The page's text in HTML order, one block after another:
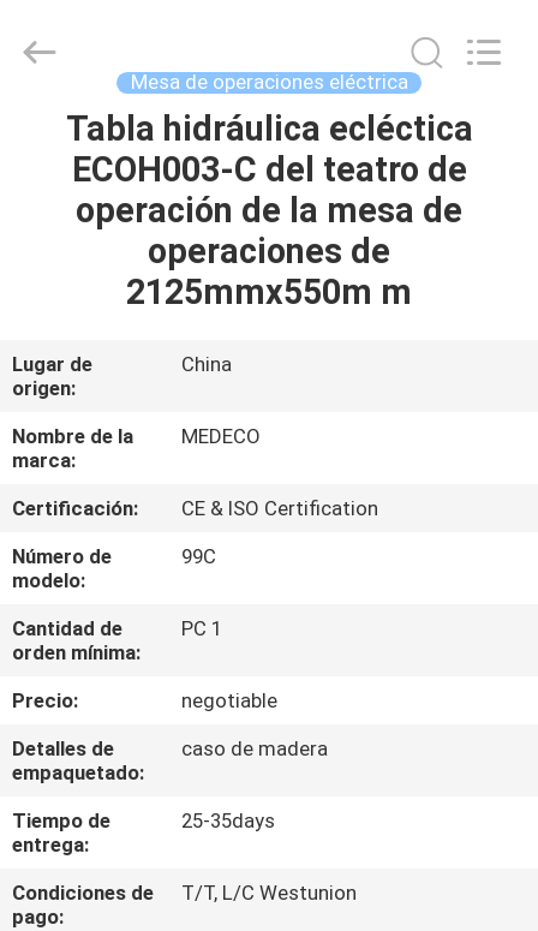
HOGAR
PRODUCTOS
VIAJE
DE
LA
FÁBRICA
CONTROL
DE
ÉNTRENOS
EN
CONTACTO
CON
Rights
Mesa de operaciones eléctrica
Tabla hidráulica ecléctica
ECOH003-C del teatro de
operación de la mesa de
operaciones de
2125mmx550m m
Lugar de
origen:
China
Nombre de la
marca:
MEDECO
Certificación:
CE & ISO Certification
Número de
modelo:
99C
Cantidad de
orden mínima:
PC 1
Precio:
negotiable
Detalles de
empaquetado:
caso de madera
Tiempo de
entrega:
25-35days
Condiciones de
pago:
T/T, L/C Westunion